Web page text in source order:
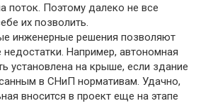
поток. Поэтому далеко не все
их позволить.
инженерные решения позволяют
недостатки. Например, автономная
установлена на крыше, если здание
в СНиП нормативам. Удачно,
вносится в проект еще на этапе